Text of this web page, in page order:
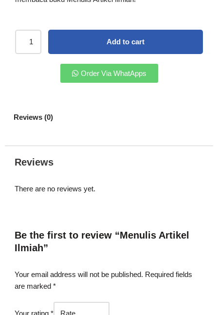
Add to cart
Order Via WhatApps
Reviews (0)
Reviews
There are no reviews yet.
Be the first to review “Menulis Artikel
Ilmiah”
Your email address will not be published. Required fields
are marked *
Your rating *